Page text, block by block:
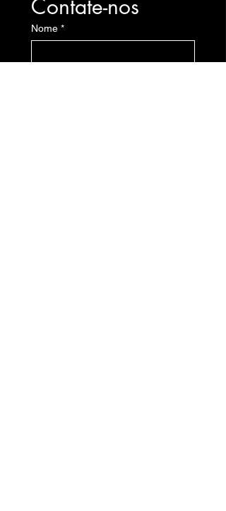
Contate-nos
Nome *